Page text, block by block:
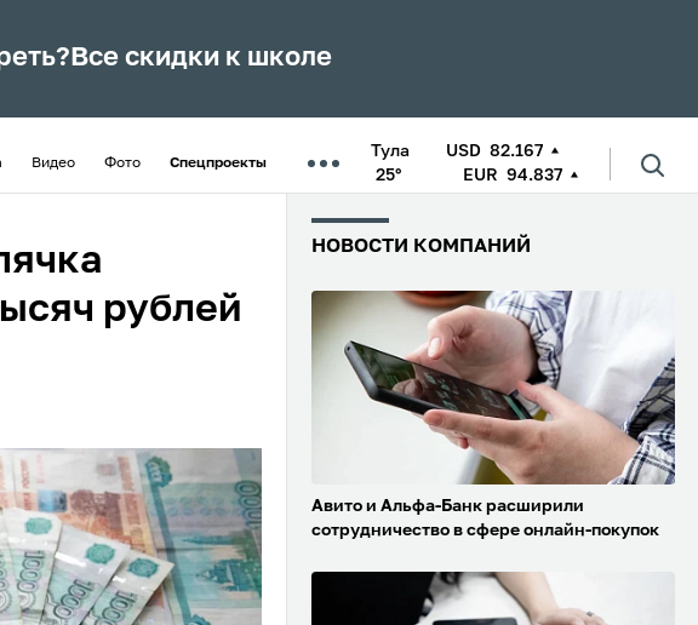
Все скидки к школе
Видео Фото Спецпроекты
Тула
25°
USD 82.167
EUR 94.837
рублей
НОВОСТИ КОМПАНИЙ
Авито и Альфа-Банк расширили
сотрудничество в сфере онлайн-покупок